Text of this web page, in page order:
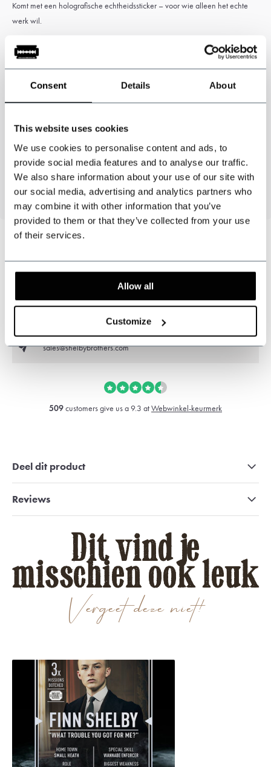
Consent Details About
This website uses cookies
We use cookies to personalise content and ads, to
provide social media features and to analyse our traffic.
We also share information about your use of our site with
our social media, advertising and analytics partners who
may combine it with other information that you’ve
provided to them or that they’ve collected from your use
of their services.
Allow all
Customize
Komt met een holografische echtheidssticker – voor wie alleen het echte
werk wil.
Specificaties
Personage:Finn Shelby
Officieel gelicentieerd Peaky Blinders™ product
Kunnen wij u helpen?
now opened
sales@shelbybrothers.com
509customers give us a 9.3 atWebwinkel-keurmerk
Deel dit product
Reviews
Vergeet deze niet!
Dit vind je
misschien ook leuk